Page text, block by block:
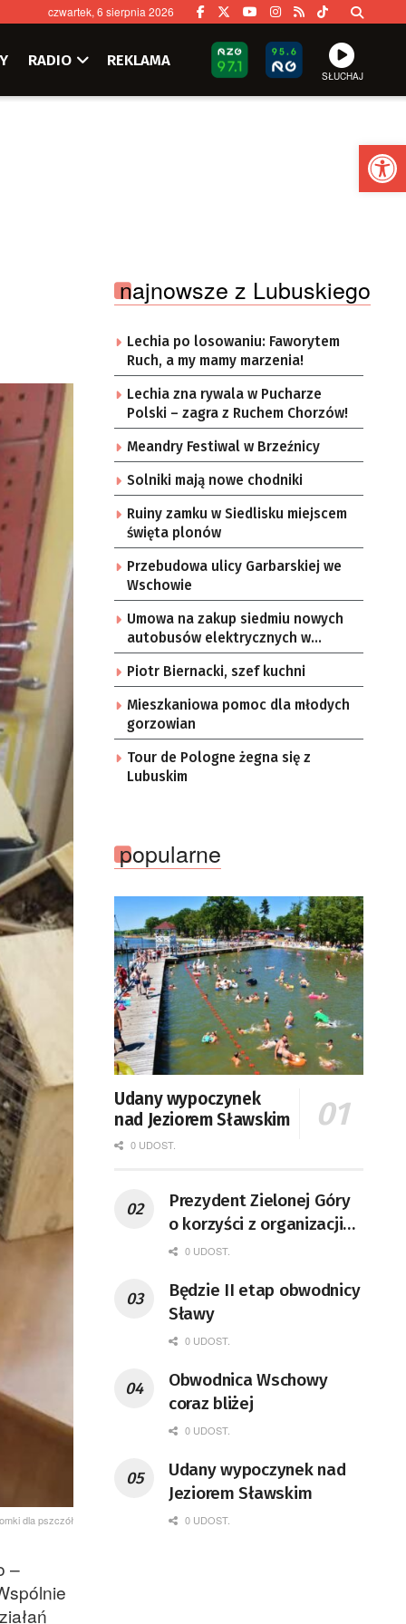
czwartek, 6 sierpnia 2026
RADIO REKLAMA
SŁUCHAJ
dla pszczół
–
najnowsze z Lubuskiego
Lechia po losowaniu: Faworytem
Ruch, a my mamy marzenia!
Lechia zna rywala w Pucharze
Polski – zagra z Ruchem Chorzów!
Meandry Festiwal w Brzeźnicy
Solniki mają nowe chodniki
Ruiny zamku w Siedlisku miejscem
święta plonów
Przebudowa ulicy Garbarskiej we
Wschowie
Umowa na zakup siedmiu nowych
autobusów elektrycznych w
Zielonej Górze
Piotr Biernacki, szef kuchni
Mieszkaniowa pomoc dla młodych
gorzowian
Tour de Pologne żegna się z
Lubuskim
popularne
Udany wypoczynek
nad Jeziorem Sławskim
0 UDOST.
Prezydent Zielonej Góry
o korzyści z organizacji
mety Tour de Pologne
0 UDOST.
Będzie II etap obwodnicy
Sławy
0 UDOST.
Obwodnica Wschowy
coraz bliżej
0 UDOST.
Udany wypoczynek nad
Jeziorem Sławskim
0 UDOST.